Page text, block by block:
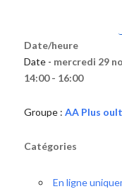
Date/heure
Date - mercredi 29
14:00 - 16:00
Groupe : AA Plus
Catégories
En ligne